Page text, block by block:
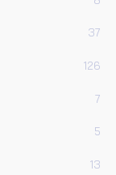
37
126
7
5
13